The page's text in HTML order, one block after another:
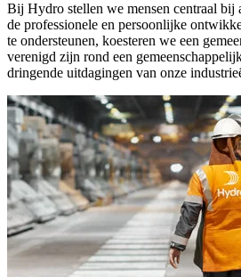
Bij Hydro stellen we mensen centraal bij
de professionele en persoonlijke
te ondersteunen, koesteren we een
verenigd zijn rond een
dringende uitdagingen van onze